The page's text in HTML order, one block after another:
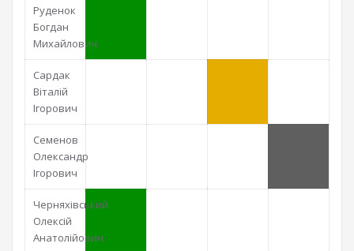
Руденок
Богдан
Михайлович
Сардак
Віталій
Ігорович
Семенов
Олександр
Ігорович
Черняхівський
Олексій
Анатолійович